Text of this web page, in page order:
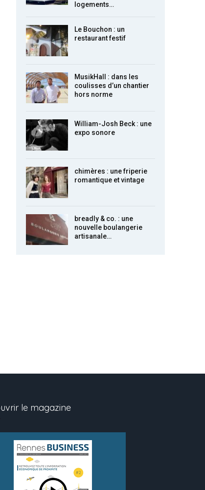
logements…
Le Bouchon : un
restaurant festif
MusikHall : dans les
coulisses d’un chantier
hors norme
William-Josh Beck : une
expo sonore
chimères : une friperie
romantique et vintage
breadly & co. : une
nouvelle boulangerie
artisanale…
le magazine